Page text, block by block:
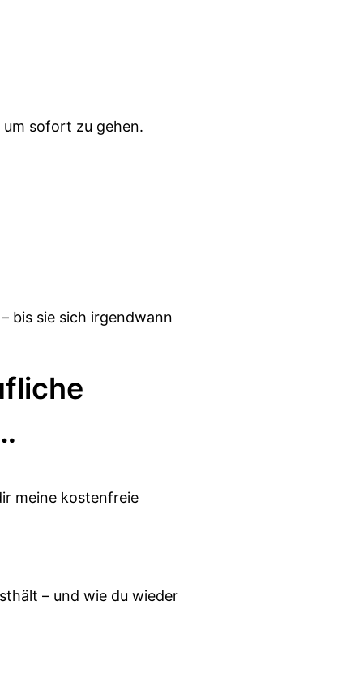
sofort zu gehen.
bis sie sich irgendwann
meine kostenfreie
– und wie du wieder